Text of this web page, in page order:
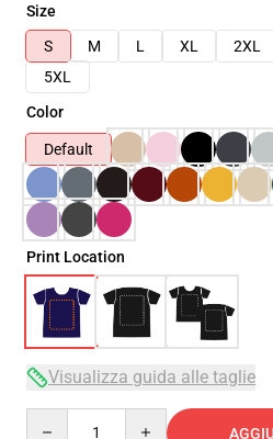
Size
S
M L XL 2XL
5XL
Color
Default
Print Location
Visualizza guida alle taglie